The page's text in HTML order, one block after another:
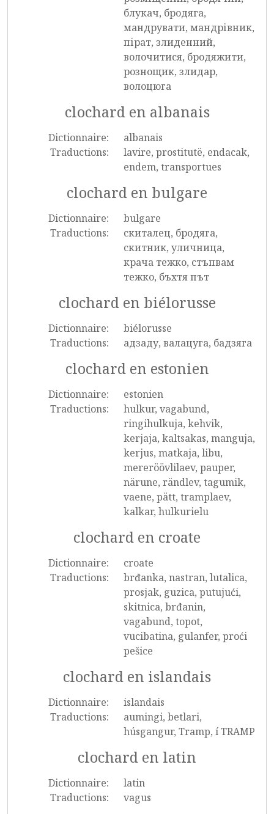
блукач, бродяга,
мандрувати, мандрівник,
пірат, злиденний,
волочитися, бродяжити,
рознощик, злидар,
волоцюга
clochard en albanais
Dictionnaire:
albanais
Traductions:
lavire, prostitutë, endacak,
endem, transportues
clochard en bulgare
Dictionnaire:
bulgare
Traductions:
скиталец, бродяга,
скитник, уличница,
крача тежко, стъпвам
тежко, бъхтя път
clochard en biélorusse
Dictionnaire:
biélorusse
Traductions:
адзаду, валацуга, бадзяга
clochard en estonien
Dictionnaire:
estonien
Traductions:
hulkur, vagabund,
ringihulkuja, kehvik,
kerjaja, kaltsakas, manguja,
kerjus, matkaja, libu,
mereröövlilaev, pauper,
närune, rändlev, tagumik,
vaene, pätt, tramplaev,
kalkar, hulkurielu
clochard en croate
Dictionnaire:
croate
Traductions:
brđanka, nastran, lutalica,
prosjak, guzica, putujući,
skitnica, brđanin,
vagabund, topot,
vucibatina, gulanfer, proći
pešice
clochard en islandais
Dictionnaire:
islandais
Traductions:
aumingi, betlari,
húsgangur, Tramp, í TRAMP
clochard en latin
Dictionnaire:
latin
Traductions:
vagus